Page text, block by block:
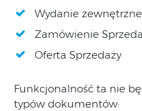
Wydanie zewnętrzne
Zamówienie
Oferta Sprzedaży
Funkcjonalność ta nie
typów dokumentów: